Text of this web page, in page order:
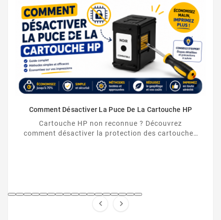
Comment Désactiver La Puce De La Cartouche HP
Cartouche HP non reconnue ? Découvrez
comment désactiver la protection des cartouches
 